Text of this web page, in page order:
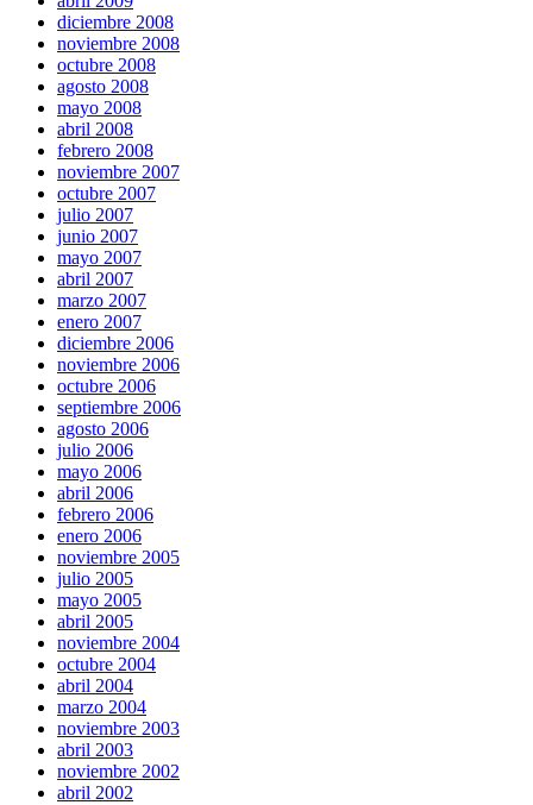
diciembre 2008
noviembre 2008
octubre 2008
agosto 2008
mayo 2008
abril 2008
febrero 2008
noviembre 2007
octubre 2007
julio 2007
junio 2007
mayo 2007
abril 2007
marzo 2007
enero 2007
diciembre 2006
noviembre 2006
octubre 2006
septiembre 2006
agosto 2006
julio 2006
mayo 2006
abril 2006
febrero 2006
enero 2006
noviembre 2005
julio 2005
mayo 2005
abril 2005
noviembre 2004
octubre 2004
abril 2004
marzo 2004
noviembre 2003
abril 2003
noviembre 2002
abril 2002